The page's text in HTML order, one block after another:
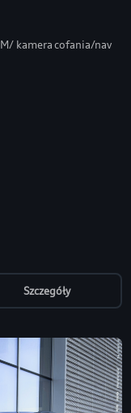
kamera cofania/navi
Szczegóły